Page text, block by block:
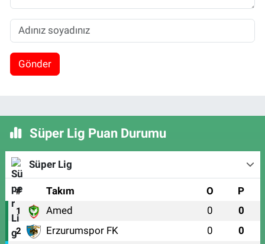
Gönder
Süper Lig Puan Durumu
Süper Lig
# Takım O P
1 Amed 0 0
2 Erzurumspor FK 0 0